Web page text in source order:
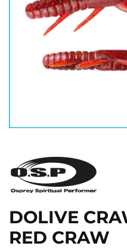
DOLIVE
RED CRAW